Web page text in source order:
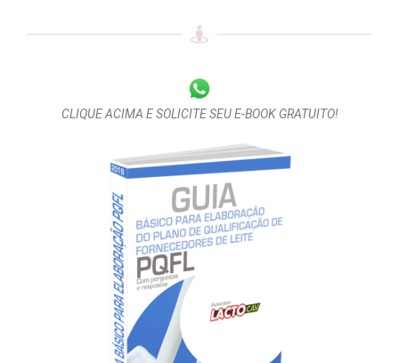
CLIQUE ACIMA E SOLICITE SEU E-BOOK GRATUITO!